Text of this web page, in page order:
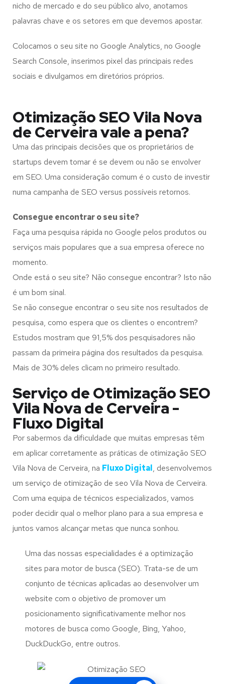
nicho de mercado e do seu público alvo, anotamos
palavras chave e os setores em que devemos apostar.
Colocamos o seu site no Google Analytics, no Google
Search Console, inserimos pixel das principais redes
sociais e divulgamos em diretórios próprios.
Otimização SEO Vila Nova
de Cerveira vale a pena?
Uma das principais decisões que os proprietários de
startups devem tomar é se devem ou não se envolver
em SEO. Uma consideração comum é o custo de investir
numa campanha de SEO versus possíveis retornos.
Consegue encontrar o seu site?
Faça uma pesquisa rápida no Google pelos produtos ou
serviços mais populares que a sua empresa oferece no
momento.
Onde está o seu site? Não consegue encontrar? Isto não
é um bom sinal.
Se não consegue encontrar o seu site nos resultados de
pesquisa, como espera que os clientes o encontrem?
Estudos mostram que 91,5% dos pesquisadores não
passam da primeira página dos resultados da pesquisa.
Mais de 30% deles clicam no primeiro resultado.
Serviço de Otimização SEO
Vila Nova de Cerveira -
Fluxo Digital
Por sabermos da dificuldade que muitas empresas têm
em aplicar corretamente as práticas de otimização SEO
Vila Nova de Cerveira, na Fluxo Digital, desenvolvemos
um serviço de otimização de seo Vila Nova de Cerveira.
Com uma equipa de técnicos especializados, vamos
poder decidir qual o melhor plano para a sua empresa e
juntos vamos alcançar metas que nunca sonhou.
Uma das nossas especialidades é a optimização
sites para motor de busca (SEO). Trata-se de um
conjunto de técnicas aplicadas ao desenvolver um
website com o objetivo de promover um
posicionamento significativamente melhor nos
motores de busca como Google, Bing, Yahoo,
DuckDuckGo, entre outros.